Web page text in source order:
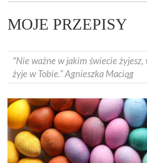
MOJE PRZEPISY
"Nie ważne w jakim świecie
żyje w Tobie.” Agnieszka Maciąg